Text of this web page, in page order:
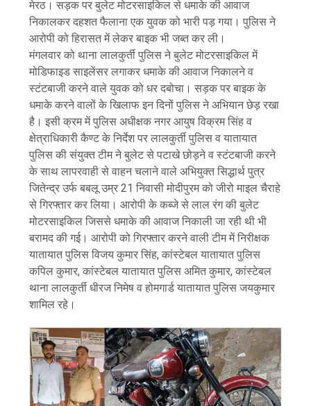
मेरठ। सड़क पर बुलेट मोटरसाइकिल से धमाके की आवाज
निकालकर दहशत फैलाना एक युवक को भारी पड़ गया। पुलिस ने
आरोपी को हिरासत में लेकर बाइक भी जब्त कर ली।
मंगलवार को थाना लालकुर्ती पुलिस ने बुलेट मोटरसाइकिल में
मोडिफाइड साइलेंसर लगाकर धमाके की आवाज निकालने व
स्टंटबाजी करने वाले युवक को धर दबोचा। सड़क पर बाइक के
धमाके करने वालों के खिलाफ इन दिनों पुलिस ने अभियान छेड़ रखा
है। इसी क्रम में पुलिस अधीक्षक नगर आयुष विक्रम सिंह व
क्षेत्राधिकारी कैण्ट के निर्देश पर लालकुर्ती पुलिस व यातायात
पुलिस की संयुक्त टीम ने बुलेट से पटाखे छोड़ने व स्टंटबाजी करने
के साथ लापरवाही से वाहन चलाने वाले अभियुक्त सिद्धार्थ पुत्र
जितेन्द्र उर्फ बबलू उम्र 21 निवासी मोदीपुरम को जीरो माइल चैराहे
से गिरफ्तार कर लिया। आरोपी के कब्जे से लाल रंग की बुलेट
मोटरसाइकिल जिससे धमाके की आवाज निकाली जा रही थी भी
बरामद की गई। आरोपी को गिरफ्तार करने वाली टीम में निरीक्षक
यातायात पुलिस विजय कुमार सिंह, कांस्टेबल यातायात पुलिस
कपिल कुमार, कांस्टेबल यातायात पुलिस अमित कुमार, कांस्टेबल
थाना लालकुर्ती धीरज निमेष व होमगार्ड यातायात पुलिस जयकुमार
शामिल रहे।